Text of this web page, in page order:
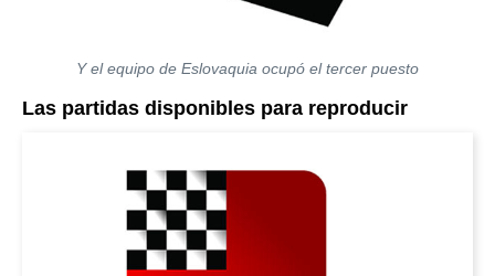
Y el equipo de Eslovaquia ocupó el tercer puesto
Las partidas disponibles para reproducir